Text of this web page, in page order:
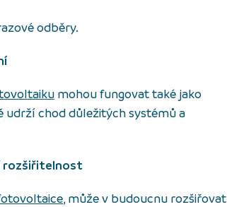
odběry.
mohou fungovat také jako
udrží chod důležitých systémů a
rozšiřitelnost
, může v budoucnu rozšiřovat